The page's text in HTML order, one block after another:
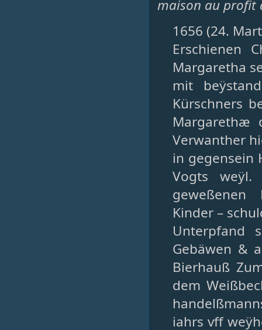
maison au profit
1656 (24.
Erschienen
Margaretha
mit
Kürschners
Margarethæ
Verwanther
in gegensein
Vogts weÿl.
geweßenen
Kinder –
Unterpfand
Gebäwen &
Bierhauß
dem
iahrs vff